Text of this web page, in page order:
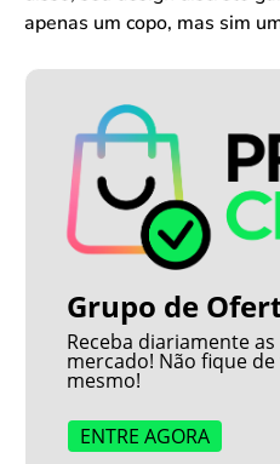
apenas um copo, mas sim
Grupo de
Receba diariamente
mercado! Não fique
mesmo!
ENTRE AGORA